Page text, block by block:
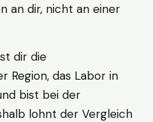
an dir, nicht an einer
dir die
Region, das Labor in
bist bei der
lohnt der Vergleich